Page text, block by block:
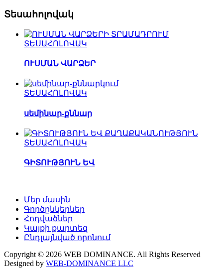
Տեսահոլովակ
ՏԵՍԱՀՈԼՈՎԱԿ
ՈՒՍՄԱՆ ՎԱՐՁԵՐ
ՏԵՍԱՀՈԼՈՎԱԿ
սեմինար-քննար
ՏԵՍԱՀՈԼՈՎԱԿ
ԳԻՏՈՒԹՅՈՒՆ ԵՎ
Մեր մասին
Գործընկերներ
Հոդվածներ
Կայքի քարտեզ
Ընդլայնված որոնում
Copyright © 2026 WEB DOMINANCE. All Rights Reserved
Designed by WEB-DOMINANCE LLC